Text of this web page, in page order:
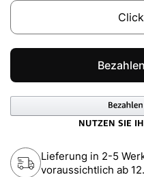
Lieferung in 2-5
voraussichtlich ab